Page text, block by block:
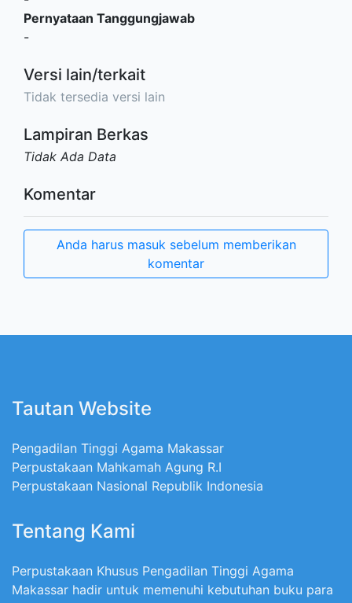
Pernyataan Tanggungjawab
-
Versi lain/terkait
Tidak tersedia versi lain
Lampiran Berkas
Tidak Ada Data
Komentar
Anda harus masuk sebelum memberikan
komentar
Tautan Website
Pengadilan Tinggi Agama Makassar
Perpustakaan Mahkamah Agung R.I
Perpustakaan Nasional Republik Indonesia
Tentang Kami
Perpustakaan Khusus Pengadilan Tinggi Agama
Makassar hadir untuk memenuhi kebutuhan buku para